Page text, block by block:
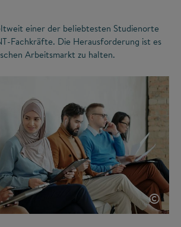
einer der beliebtesten Studienorte
Fachkräfte. Die Herausforderung ist es
Arbeitsmarkt zu halten.
©